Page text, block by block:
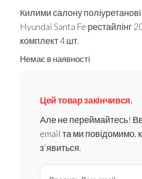
Килими салону
Hyundai Santa Fe рестайлінг
комплект 4 шт.
Немає в наявності
Цей товар закінчився.
Але не переймайтесь!
email та ми повідомимо,
з'явиться.